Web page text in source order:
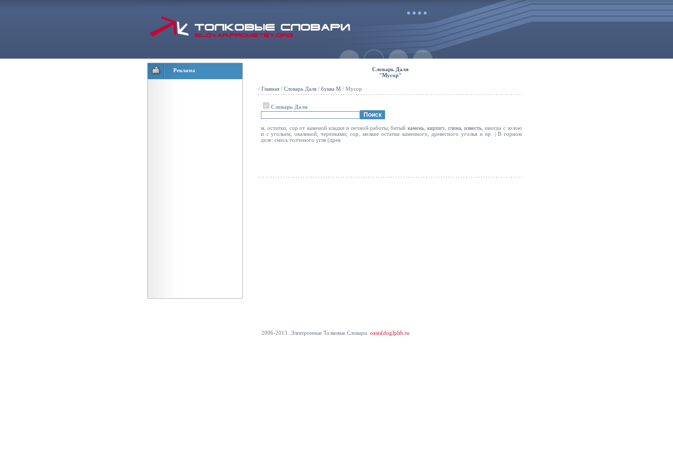
Реклама
Словарь Даля
"Мусор"
/ Главная / Словарь Даля / буква М / Мусор
Словарь Даля
м. остатки, сор от каменой кладки и печной работы; битый камень,кирпич глина известь, иногда с золою
и с угольем, окалиной, черепками; сор, мелкие остатки каменного, древесного уголья и пр. | В горном
деле: смесь толченого угля (древ
2006-2013. Электронные Толковые Cловари. oasis[dog]plib.ru